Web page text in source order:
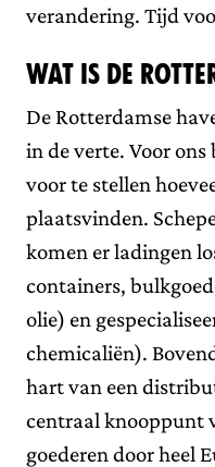
verandering. Tijd
Wat is de
De Rotterdamse
in de verte. Voor
voor te stellen
plaatsvinden.
komen er ladingen
containers,
olie) en
chemicaliën).
hart van een
centraal knooppunt
goederen door heel